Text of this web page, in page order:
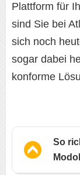
Plattform für
sind Sie bei
sich noch
sogar dabei
konforme
So